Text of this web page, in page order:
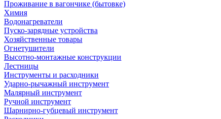
Проживание в вагончике (бытовке)
Химия
Водонагреватели
Пуско-зарядные устройства
Хозяйственные товары
Огнетушители
Высотно-монтажные конструкции
Лестницы
Инструменты и расходники
Ударно-рычажный инструмент
Малярный инструмент
Ручной инструмент
Шарнирно-губцевый инструмент